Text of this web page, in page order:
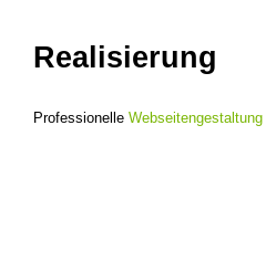
Realisierung
Professionelle Webseitengestaltung